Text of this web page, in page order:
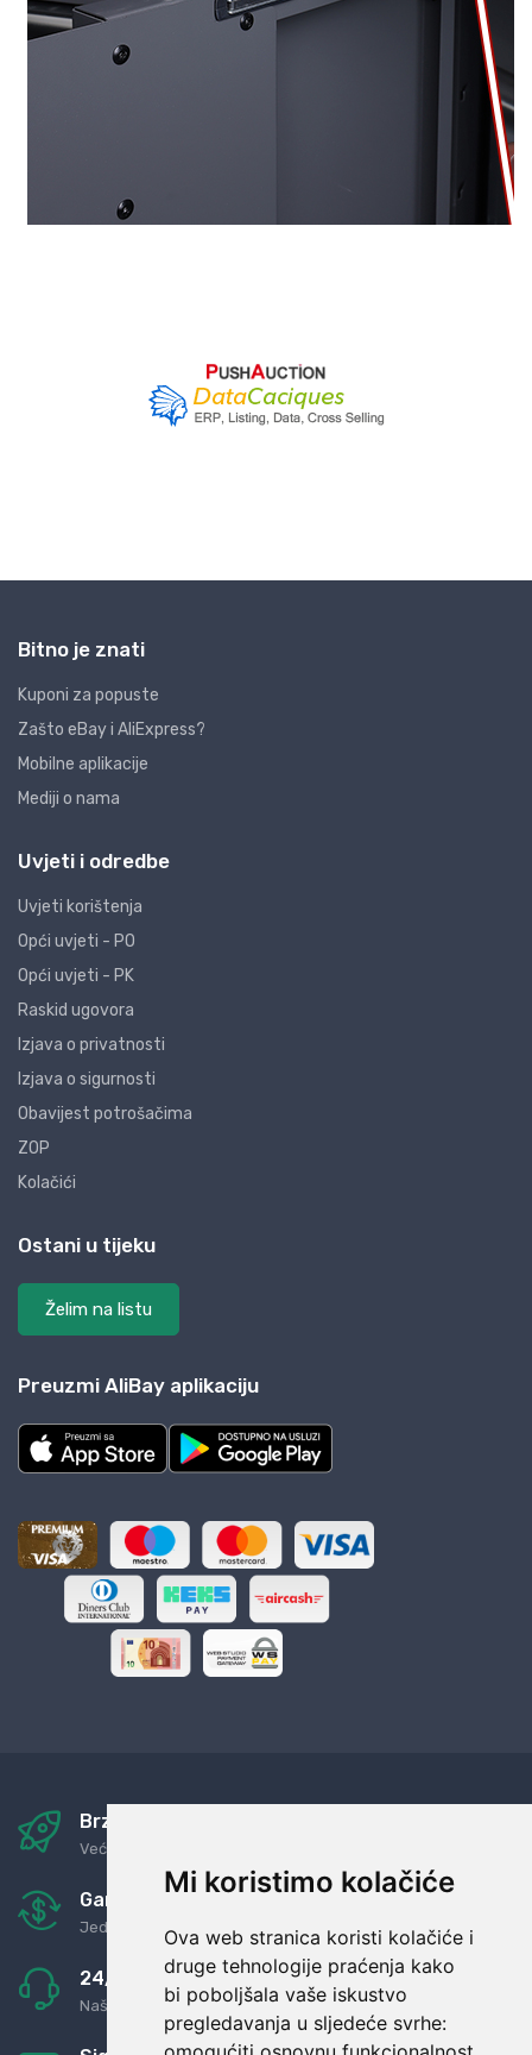
Mi koristimo kolačiće
Ova web stranica koristi kolačiće i
druge tehnologije praćenja kako
bi poboljšala vaše iskustvo
pregledavanja u sljedeće svrhe:
Bitno je znati
Kuponi za popuste
Zašto eBay i AliExpress?
Mobilne aplikacije
Mediji o nama
Uvjeti i odredbe
Uvjeti korištenja
Opći uvjeti - PO
Opći uvjeti - PK
Raskid ugovora
Izjava o privatnosti
Izjava o sigurnosti
Obavijest potrošačima
ZOP
Kolačići
Ostani u tijeku
Želim na listu
Preuzmi AliBay aplikaciju
Brza i sigurna dostava
Već za nekoliko dana kod vas
Garancija u povrat novaca
Jednostavno pravilo: Roba za novac
24/7 odlična podrška
Naši agenti uvijek na raspolaganju